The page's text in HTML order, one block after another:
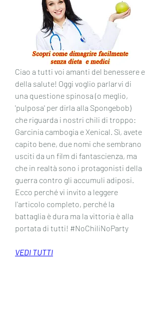
Ciao a tutti voi amanti del benessere e
della salute! Oggi voglio parlarvi di
una questione spinosa (o meglio,
'pulposa' per dirla alla Spongebob)
che riguarda i nostri chili di troppo:
Garcinia cambogia e Xenical. Sì, avete
capito bene, due nomi che sembrano
usciti da un film di fantascienza, ma
che in realtà sono i protagonisti della
guerra contro gli accumuli adiposi.
Ecco perché vi invito a leggere
l'articolo completo, perché la
battaglia è dura ma la vittoria è alla
portata di tutti! #NoChiliNoParty
VEDI TUTTI